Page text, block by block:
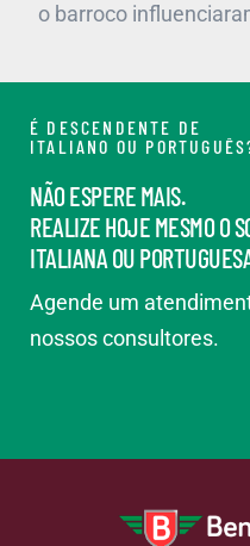
o barroco
É DESCENDENTE DE
ITALIANO OU
NÃO ESPERE MAIS.
REALIZE HOJE MESMO O
ITALIANA OU
Agende um
nossos consultores.